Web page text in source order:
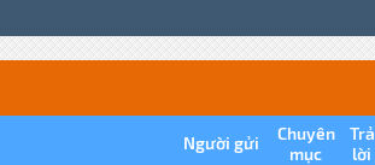
Người gửi
Chuyên
mục
Trả
lời